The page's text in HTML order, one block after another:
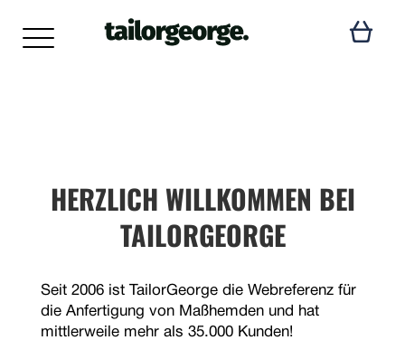
HERZLICH WILLKOMMEN BEI
TAILORGEORGE
Seit 2006 ist TailorGeorge die Webreferenz für
die Anfertigung von Maßhemden und hat
mittlerweile mehr als 35.000 Kunden!